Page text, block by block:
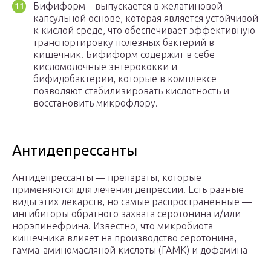
Бифиформ – выпускается в желатиновой
капсульной основе, которая является устойчивой
к кислой среде, что обеспечивает эффективную
транспортировку полезных бактерий в
кишечник. Бифиформ содержит в себе
кисломолочные энтерококки и
бифидобактерии, которые в комплексе
позволяют стабилизировать кислотность и
восстановить микрофлору.
Антидепрессанты
Антидепрессанты — препараты, которые
применяются для лечения депрессии. Есть разные
виды этих лекарств, но самые распространенные —
ингибиторы обратного захвата серотонина и/или
норэпинефрина. Известно, что микробиота
кишечника влияет на производство серотонина,
гамма-аминомасляной кислоты (ГАМК) и дофамина